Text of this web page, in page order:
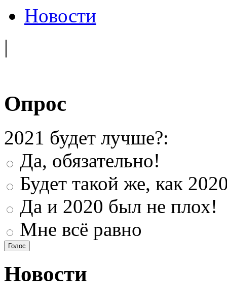
Новости
|
Опрос
2021 будет лучше?:
Да, обязательно!
Будет такой же, как
Да и 2020 был не плох!
Мне всё равно
Новости